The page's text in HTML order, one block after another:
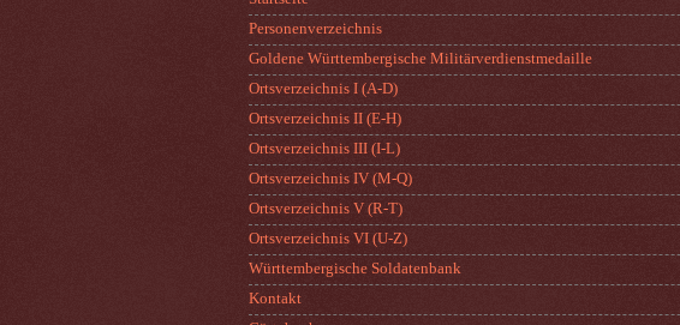
Personenverzeichnis
Goldene Württembergische Militärverdienstmedaille
Ortsverzeichnis I (A-D)
Ortsverzeichnis II (E-H)
Ortsverzeichnis III (I-L)
Ortsverzeichnis IV (M-Q)
Ortsverzeichnis V (R-T)
Ortsverzeichnis VI (U-Z)
Württembergische Soldatenbank
Kontakt